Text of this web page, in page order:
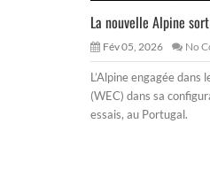
La nouvelle Alpine
Fév 05, 2026 No
L’Alpine engagée dans
(WEC) dans sa
essais, au Portugal.